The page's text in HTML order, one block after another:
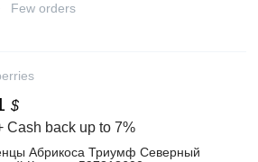
Few orders
$
Cash back up to 7%
Абрикоса Триумф Северный